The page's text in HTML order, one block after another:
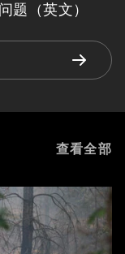
题（英文）
查看全部